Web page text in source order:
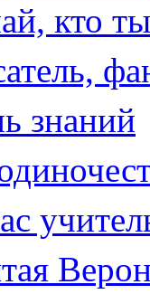
кто
знаний